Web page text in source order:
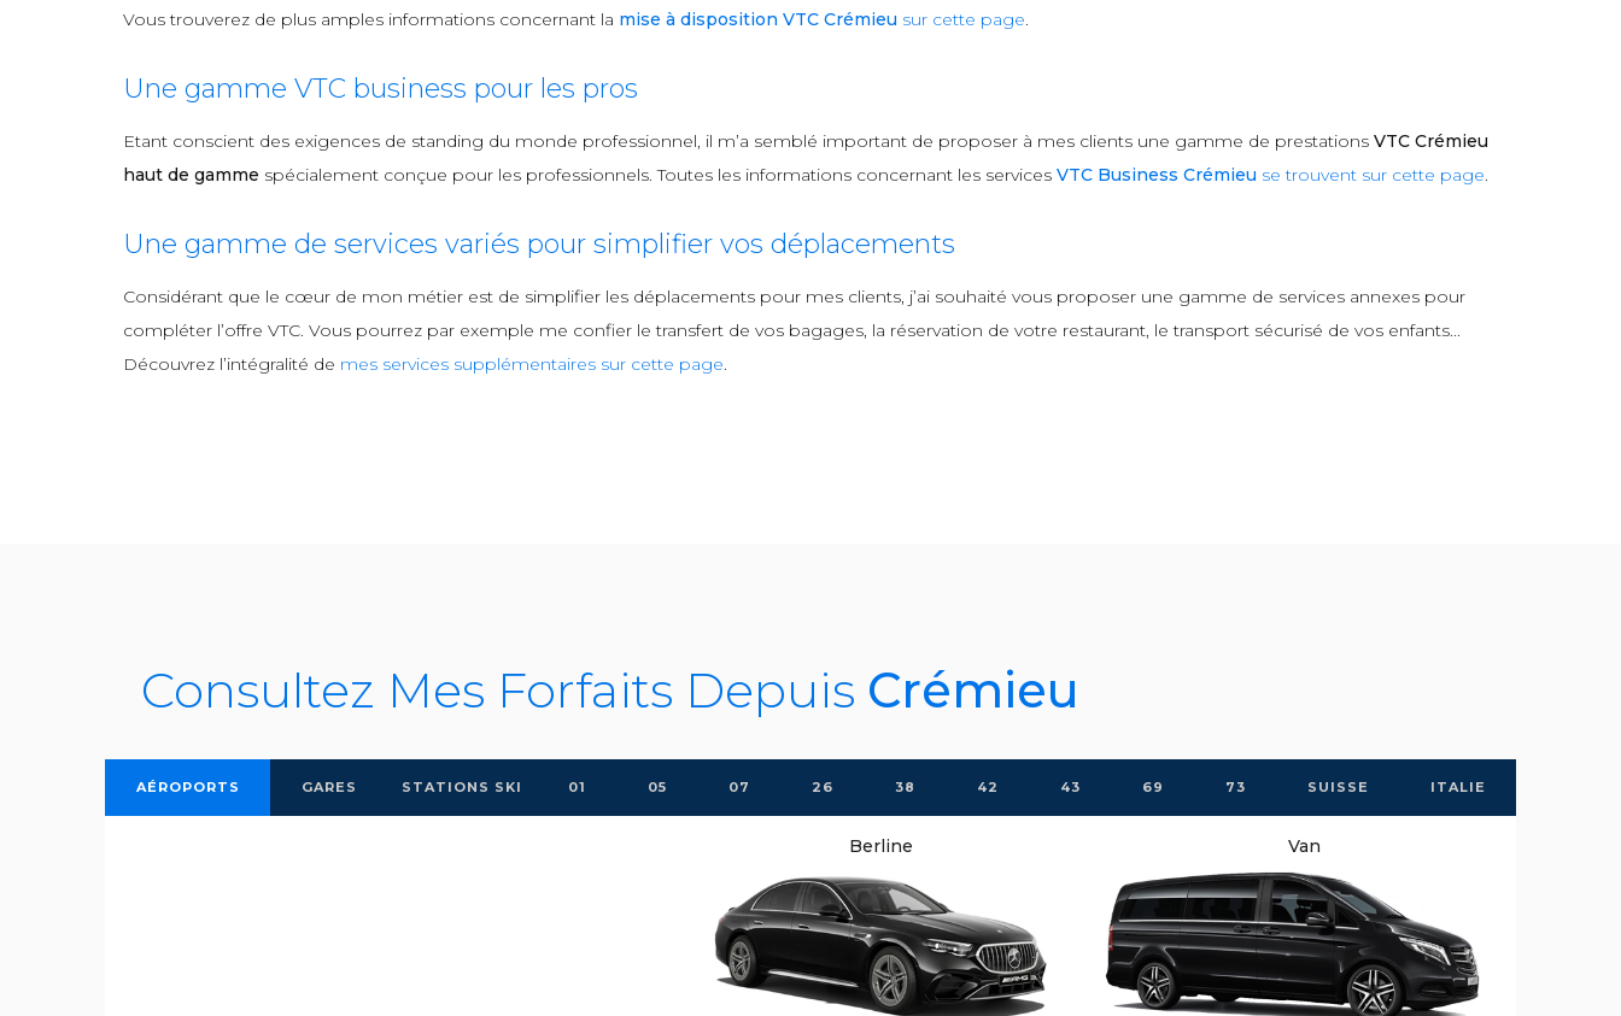
Vous trouverez de plus amples informations concernant la mise à disposition VTC Crémieu sur cette page.
Une gamme VTC business pour les pros
Etant conscient des exigences de standing du monde professionnel, il m’a semblé important de proposer à mes clients une gamme de prestations VTC Crémieu
haut de gamme spécialement conçue pour les professionnels. Toutes les informations concernant les services VTC Business Crémieu se trouvent sur cette page.
Une gamme de services variés pour simplifier vos déplacements
Considérant que le cœur de mon métier est de simplifier les déplacements pour mes clients, j’ai souhaité vous proposer une gamme de services annexes pour
compléter l’offre VTC. Vous pourrez par exemple me confier le transfert de vos bagages, la réservation de votre restaurant, le transport sécurisé de vos enfants...
Découvrez l’intégralité de mes services supplémentaires sur cette page.
Consultez Mes Forfaits Depuis Crémieu
AÉROPORTS GARES STATIONS SKI 01 05 07 26 38 42 43 69 73 SUISSE ITALIE
Berline Van